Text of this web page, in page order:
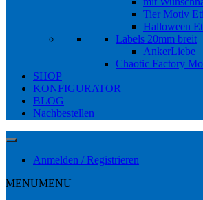
Tier Motiv
Halloween
Labels 20mm breit
AnkerLiebe
Chaotic Factory
SHOP
KONFIGURATOR
BLOG
Nachbestellen
Anmelden / Registrieren
MENUMENU